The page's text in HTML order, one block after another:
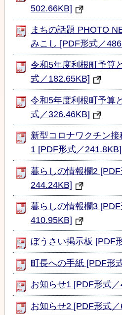
502.66KB]
まちの話題 PHOTO
みこし [PDF形式／
令和5年度利根町予算
式／182.65KB]
令和5年度利根町予算
式／326.46KB]
新型コロナワクチン
1 [PDF形式／241.8KB]
暮らしの情報欄2 [PDF
244.24KB]
暮らしの情報欄3 [PDF
410.95KB]
ぼうさい掲示板 [PDF
町長への手紙 [PDF形
お知らせ1 [PDF形式
お知らせ2 [PDF形式